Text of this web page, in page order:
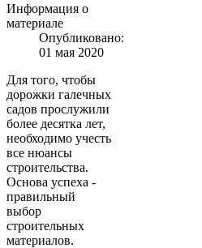
Информация о
материале
Опубликовано:
01 мая 2020
Для того, чтобы
дорожки галечных
садов прослужили
более десятка лет,
необходимо учесть
все нюансы
строительства.
Основа успеха -
правильный
выбор
строительных
материалов.